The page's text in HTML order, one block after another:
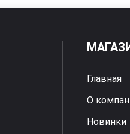
Главная
О
Новинки